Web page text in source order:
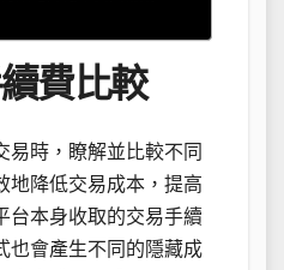
費比較
易時，瞭解並比較不同
地降低交易成本，提高
台本身收取的交易手續
也會產生不同的隱藏成